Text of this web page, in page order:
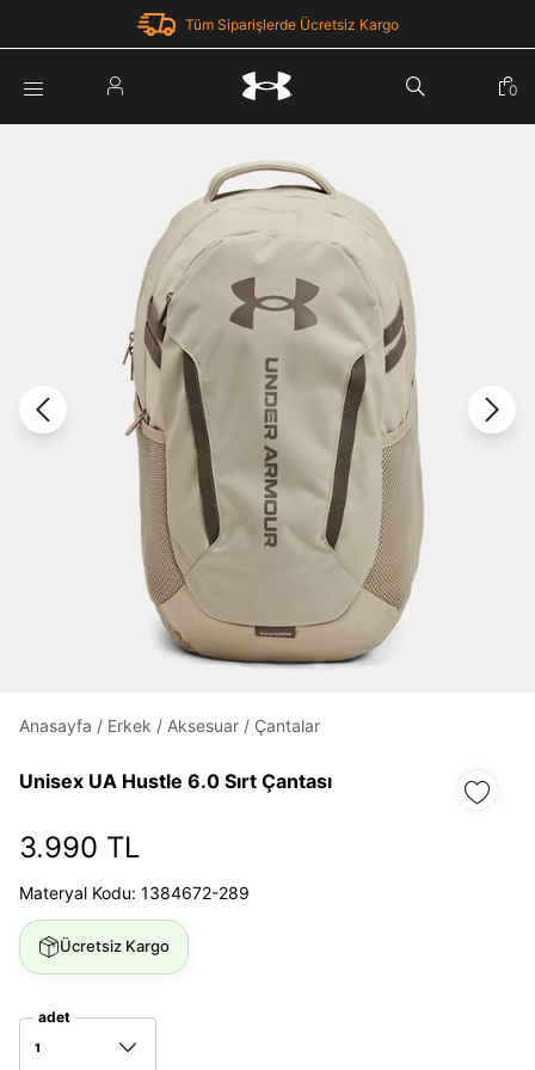
Tüm Siparişlerde Ücretsiz Kargo
Şifremi Unuttum
Giriş Yap
Under Armour'da yeni misiniz? Kayıt Ol
Üye Olmadan Devam Et
0
Anasayfa / Erkek / Aksesuar / Çantalar
Unisex UA Hustle 6.0 Sırt Çantası
3.990 TL
Materyal Kodu: 1384672-289
Ücretsiz Kargo
adet
1
Parola Yenileme
Parolayı Yenile
Giriş Sayfasına Dön
Zaten hesabın var mı? Giriş yap
Daha hızlı ödeme. Hızlı sipariş takibi.
Kolay iade ve değişim.
Giriş Yap
Şifre